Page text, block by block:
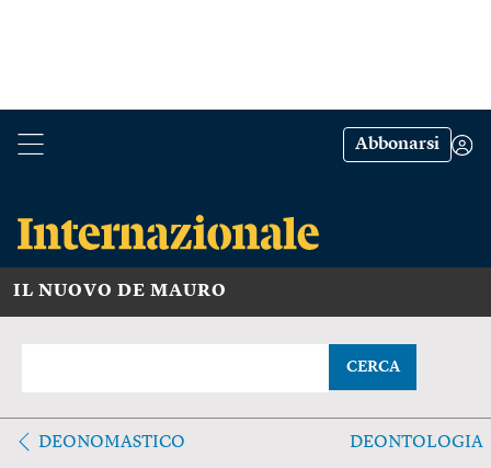
Abbonarsi
IL NUOVO DE MAURO
CERCA
DEONOMASTICO DEONTOLOGIA